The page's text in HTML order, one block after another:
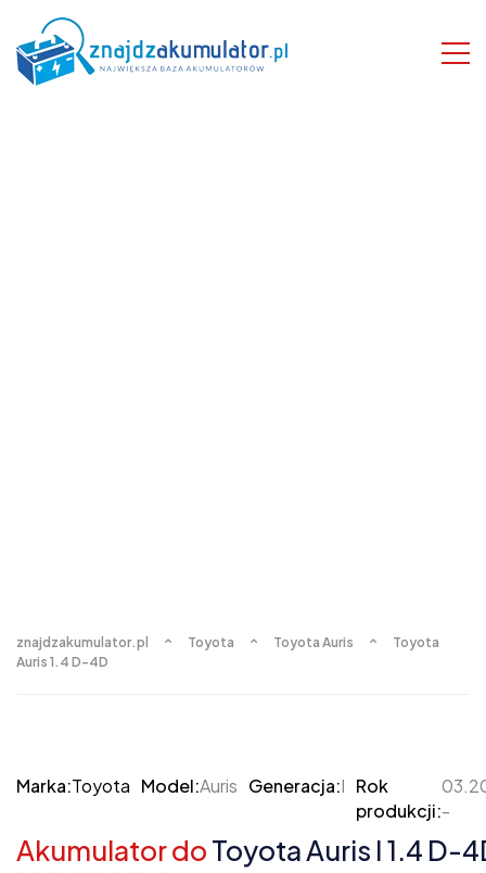
znajdzakumulator.pl Toyota Toyota Auris
Toyota
Auris 1.4 D-4D
Marka:Toyota Model:Auris Generacja:I Rok
produkcji:-
Akumulator doToyota Auris I 1.4 D-